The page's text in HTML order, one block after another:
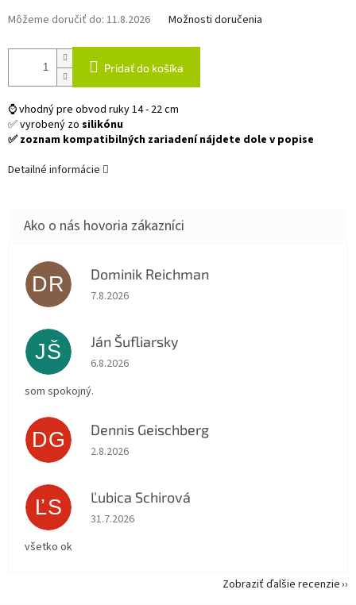
Môžeme doručiť do: 11.8.2026 Možnosti doručenia
Pridať do košíka
⌚ vhodný pre obvod ruky 14 - 22 cm
✅ vyrobený zo silikónu
✅ zoznam kompatibilných zariadení nájdete dole v popise
Detailné informácie
DR Dominik Reichman
Hodnotenie obchodu je 5 z 5 hviezdičiek.
7.8.2026
JŠ Ján Šufliarsky
Hodnotenie obchodu je 5 z 5 hviezdičiek.
6.8.2026
som spokojný.
DG Dennis Geischberg
Hodnotenie obchodu je 5 z 5 hviezdičiek.
2.8.2026
ĽS Ľubica Schirová
Hodnotenie obchodu je 5 z 5 hviezdičiek.
31.7.2026
všetko ok
Zobraziť ďalšie recenzie